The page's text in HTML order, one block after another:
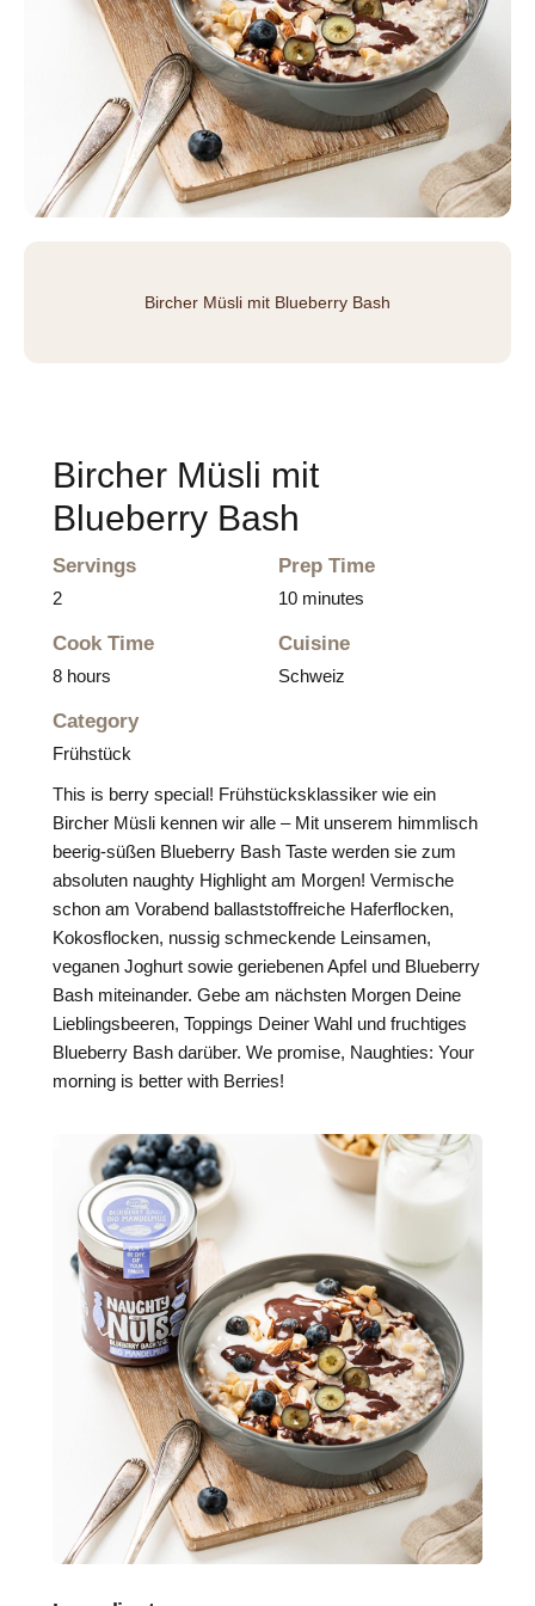
Bircher Müsli mit Blueberry Bash
Bircher Müsli mit
Blueberry Bash
Servings
2
Prep Time
10 minutes
Cook Time
8 hours
Cuisine
Schweiz
Category
Frühstück
This is berry special! Frühstücksklassiker wie ein
Bircher Müsli kennen wir alle – Mit unserem himmlisch
beerig-süßen Blueberry Bash Taste werden sie zum
absoluten naughty Highlight am Morgen! Vermische
schon am Vorabend ballaststoffreiche Haferflocken,
Kokosflocken, nussig schmeckende Leinsamen,
veganen Joghurt sowie geriebenen Apfel und Blueberry
Bash miteinander. Gebe am nächsten Morgen Deine
Lieblingsbeeren, Toppings Deiner Wahl und fruchtiges
Blueberry Bash darüber. We promise, Naughties: Your
morning is better with Berries!